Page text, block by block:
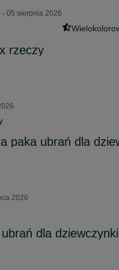
- 05 sierpnia 2026
rzeczy
paka ubrań dla
2026
dla